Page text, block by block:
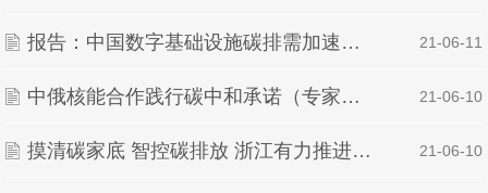
报告：中国数字基础设施碳排需加速碳中和转型 | 21-06-11
中俄核能合作践行碳中和承诺（专家解读） | 21-06-10
摸清碳家底 智控碳排放 浙江有力推进碳达峰碳中和工作 | 21-06-10